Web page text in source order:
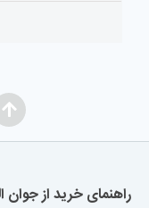
راهنمای خرید از جوان